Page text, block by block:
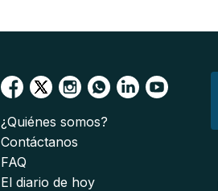
¿Quiénes somos?
Contáctanos
FAQ
El diario de hoy